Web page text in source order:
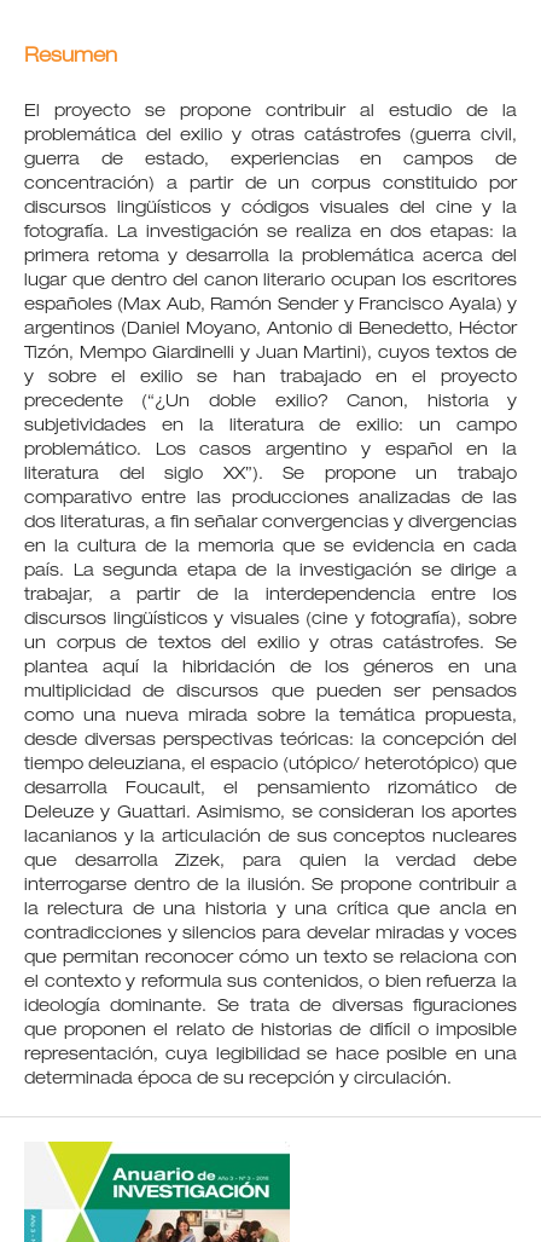
Resumen
El proyecto se propone contribuir al estudio de la
problemática del exilio y otras catástrofes (guerra civil,
guerra de estado, experiencias en campos de
concentración) a partir de un corpus constituido por
discursos lingüísticos y códigos visuales del cine y la
fotografía. La investigación se realiza en dos etapas: la
primera retoma y desarrolla la problemática acerca del
lugar que dentro del canon literario ocupan los escritores
españoles (Max Aub, Ramón Sender y Francisco Ayala) y
argentinos (Daniel Moyano, Antonio di Benedetto, Héctor
Tizón, Mempo Giardinelli y Juan Martini), cuyos textos de
y sobre el exilio se han trabajado en el proyecto
precedente (“¿Un doble exilio? Canon, historia y
subjetividades en la literatura de exilio: un campo
problemático. Los casos argentino y español en la
literatura del siglo XX”). Se propone un trabajo
comparativo entre las producciones analizadas de las
dos literaturas, a fin señalar convergencias y divergencias
en la cultura de la memoria que se evidencia en cada
país. La segunda etapa de la investigación se dirige a
trabajar, a partir de la interdependencia entre los
discursos lingüísticos y visuales (cine y fotografía), sobre
un corpus de textos del exilio y otras catástrofes. Se
plantea aquí la hibridación de los géneros en una
multiplicidad de discursos que pueden ser pensados
como una nueva mirada sobre la temática propuesta,
desde diversas perspectivas teóricas: la concepción del
tiempo deleuziana, el espacio (utópico/ heterotópico) que
desarrolla Foucault, el pensamiento rizomático de
Deleuze y Guattari. Asimismo, se consideran los aportes
lacanianos y la articulación de sus conceptos nucleares
que desarrolla Zizek, para quien la verdad debe
interrogarse dentro de la ilusión. Se propone contribuir a
la relectura de una historia y una crítica que ancla en
contradicciones y silencios para develar miradas y voces
que permitan reconocer cómo un texto se relaciona con
el contexto y reformula sus contenidos, o bien refuerza la
ideología dominante. Se trata de diversas figuraciones
que proponen el relato de historias de difícil o imposible
representación, cuya legibilidad se hace posible en una
determinada época de su recepción y circulación.